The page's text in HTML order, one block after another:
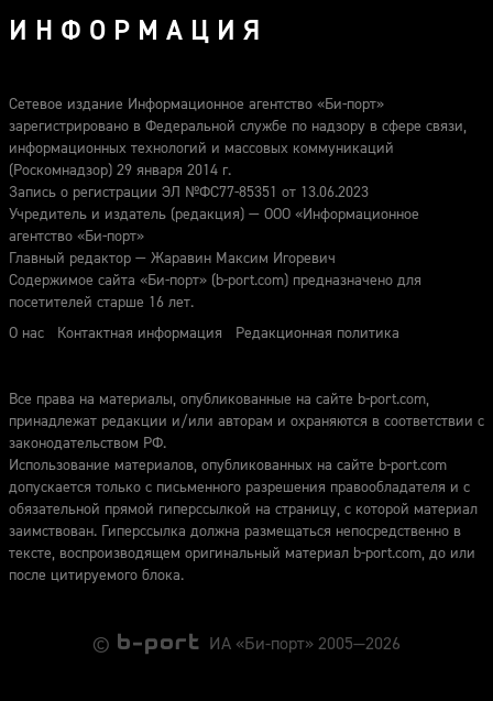
Сетевое издание Информационное агентство «Би-порт»
зарегистрировано в Федеральной службе по надзору в сфере связи,
Запись о регистрации ЭЛ №ФС77-85351 от 13.06.2023
Учредитель и издатель (редакция) — ООО «Информационное
агентство «Би-порт»
Главный редактор — Жаравин Максим Игоревич
Содержимое сайта «Би-порт» (b-port.com) предназначено для
посетителей старше 16 лет.
О нас
Контактная информация Редакционная политика
Все права на материалы, опубликованные на сайте b-port.com,
принадлежат редакции и/или авторам и охраняются в соответствии с
допускается только с письменного разрешения правообладателя и с
обязательной прямой гиперссылкой на страницу, с которой материал
заимствован. Гиперссылка должна размещаться непосредственно в
тексте, воспроизводящем оригинальный материал b-port.com, до или
после цитируемого блока.
© ИА «Би-порт» 2005—2026